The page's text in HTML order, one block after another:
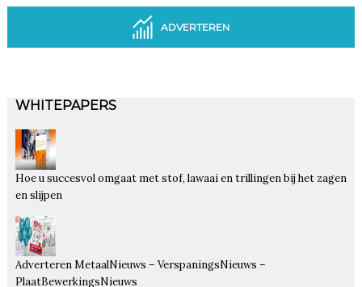
ADVERTEREN
WHITEPAPERS
Hoe u succesvol omgaat met stof, lawaai en trillingen bij het zagen
en slijpen
Adverteren MetaalNieuws – VerspaningsNieuws –
PlaatBewerkingsNieuws